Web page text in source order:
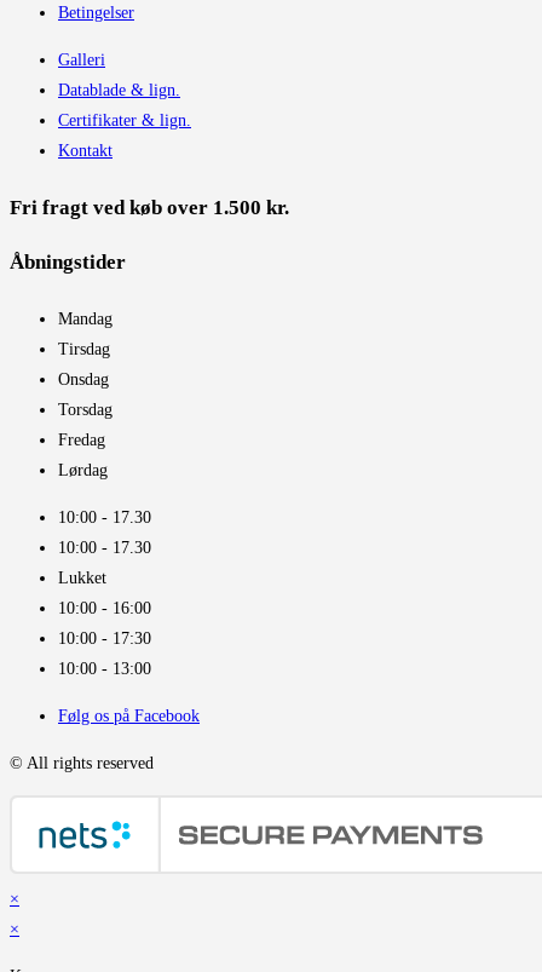
Betingelser
Galleri
Datablade & lign.
Certifikater & lign.
Kontakt
Fri fragt ved køb over 1.500 kr.
Åbningstider​
Mandag
Tirsdag
Onsdag
Torsdag
Fredag
Lørdag
10:00 - 17.30​
10:00 - 17.30​
Lukket
10:00 - 16:00​
10:00 - 17:30
10:00 - 13:00
Følg os på Facebook
© All rights reserved
×
×